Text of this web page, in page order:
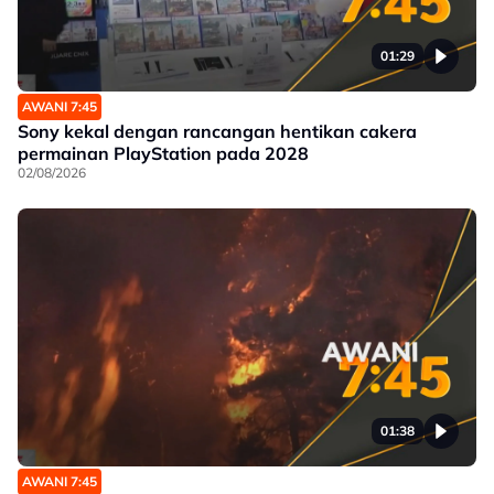
01:29
AWANI 7:45
Sony kekal dengan rancangan hentikan cakera
permainan PlayStation pada 2028
02/08/2026
01:38
AWANI 7:45